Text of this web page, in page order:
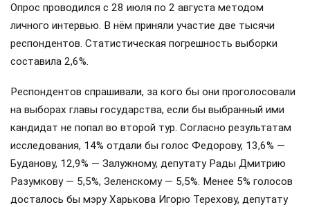
Опрос проводился с 28 июля по 2 августа методом
личного интервью. В нём приняли участие две тысячи
респондентов. Статистическая погрешность выборки
составила 2,6%.
Респондентов спрашивали, за кого бы они проголосовали
на выборах главы государства, если бы выбранный ими
кандидат не попал во второй тур. Согласно результатам
исследования, 14% отдали бы голос Федорову, 13,6% —
Буданову, 12,9% — Залужному, депутату Рады Дмитрию
Разумкову — 5,5%, Зеленскому — 5,5%. Менее 5% голосов
досталось бы мэру Харькова Игорю Терехову, депутату